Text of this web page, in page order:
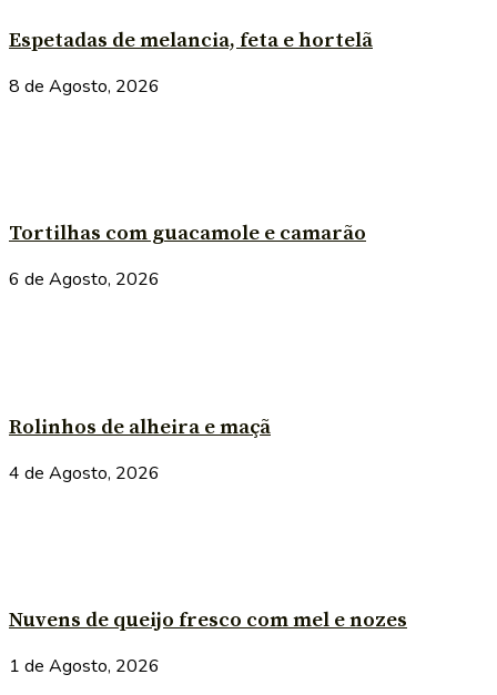
Espetadas de melancia, feta e hortelã
8 de Agosto, 2026
Tortilhas com guacamole e camarão
6 de Agosto, 2026
Rolinhos de alheira e maçã
4 de Agosto, 2026
Nuvens de queijo fresco com mel e nozes
1 de Agosto, 2026